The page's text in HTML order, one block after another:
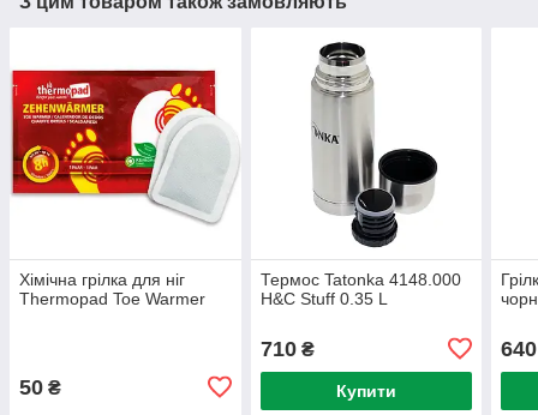
Хімічна грілка для ніг
Thermopad Toe Warmer
50 ₴
Термос Tatonka 4148.000
H&C Stuff 0.35 L
710₴
Купити
640